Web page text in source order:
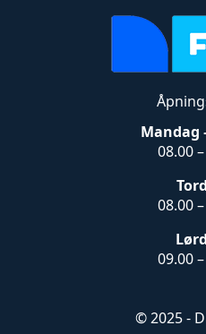
Mandag
08.00
08.00
09.00
© 2025 -